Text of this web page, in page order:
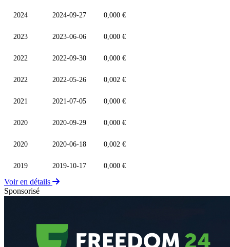
2024 2024-09-27 0,000 €
2023 2023-06-06 0,000 €
2022 2022-09-30 0,000 €
2022 2022-05-26 0,002 €
2021 2021-07-05 0,000 €
2020 2020-09-29 0,000 €
2020 2020-06-18 0,002 €
2019 2019-10-17 0,000 €
Voir en détails
Sponsorisé